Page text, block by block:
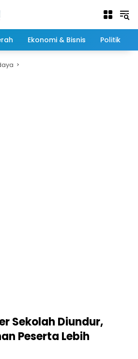
Ekonomi & Bisnis Politik
Sekolah Diundur,
Peserta Lebih